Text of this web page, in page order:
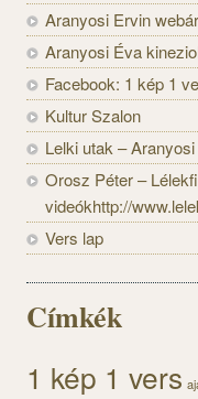
Aranyosi Ervin
Aranyosi Éva
Facebook: 1 kép 1
Kultur Szalon
Lelki utak –
Orosz Péter –
videókhttp://
Vers lap
Címkék
1 kép 1 vers